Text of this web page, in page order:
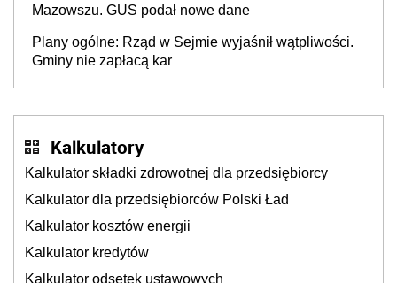
Mazowszu. GUS podał nowe dane
Plany ogólne: Rząd w Sejmie wyjaśnił wątpliwości.
Gminy nie zapłacą kar
Kalkulatory
Kalkulator składki zdrowotnej dla przedsiębiorcy
Kalkulator dla przedsiębiorców Polski Ład
Kalkulator kosztów energii
Kalkulator kredytów
Kalkulator odsetek ustawowych